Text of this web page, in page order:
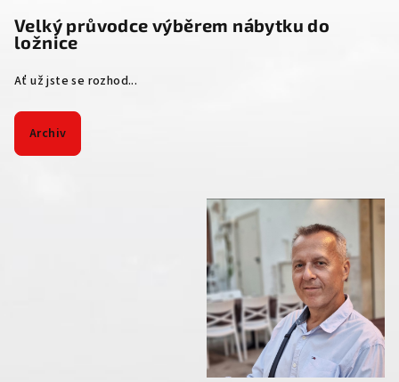
Velký průvodce výběrem nábytku do
ložnice
Ať už jste se rozhod...
Archiv